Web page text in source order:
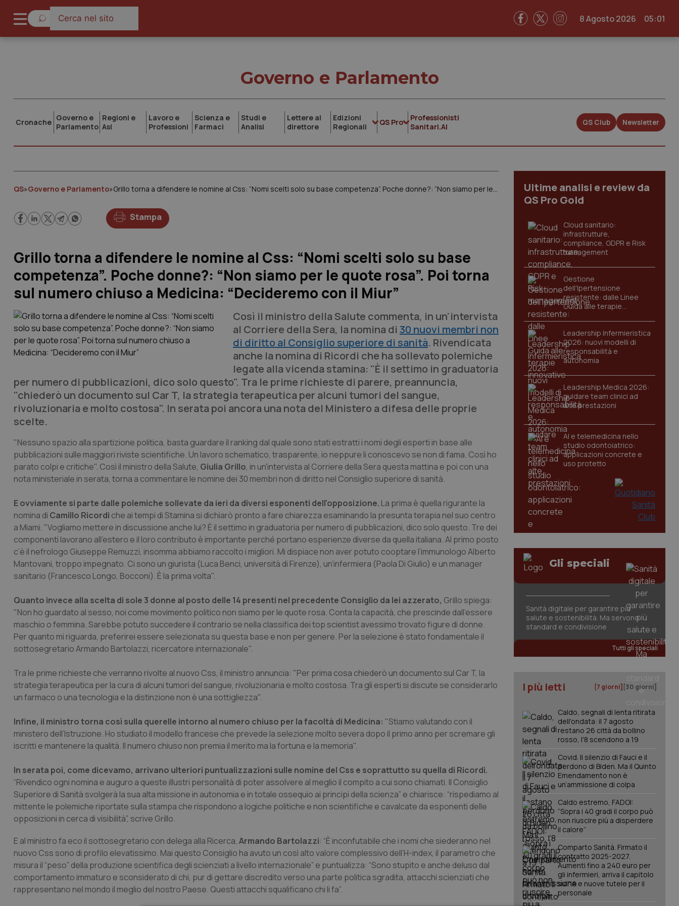
8 Agosto 2026 05:01
Governo e Parlamento
Cronache Governo e
Parlamento
Regioni e
Asl
Lavoro e
Professioni
Scienza e
Farmaci
Studi e
Analisi
Lettere al
direttore
Edizioni
Regionali
QS Pro
Professionisti
Sanitari.AI
QS Club Newsletter
QS»Governo e Parlamento» Grillo torna a difendere le nomine al Css: “Nomi scelti solo su base competenza”. Poche donne?: “Non siamo per le quote rosa”. Poi torna sul numero chiuso a Medicina: “Decideremo con il Miur”
Stampa
Grillo torna a difendere le nomine al Css: “Nomi scelti solo su base
competenza”. Poche donne?: “Non siamo per le quote rosa”. Poi torna
sul numero chiuso a Medicina: “Decideremo con il Miur”
Così il ministro della Salute commenta, in un'intervista
al Corriere della Sera, la nomina di 30 nuovi membri non
di diritto al Consiglio superiore di sanità. Rivendicata
anche la nomina di Ricordi che ha sollevato polemiche
legate alla vicenda stamina: "È il settimo in graduatoria
per numero di pubblicazioni, dico solo questo". Tra le prime richieste di parere, preannuncia,
"chiederò un documento sul Car T, la strategia terapeutica per alcuni tumori del sangue,
rivoluzionaria e molto costosa". In serata poi ancora una nota del Ministero a difesa delle proprie
scelte.
"Nessuno spazio alla spartizione politica, basta guardare il ranking dal quale sono stati estratti i nomi degli esperti in base alle
pubblicazioni sulle maggiori riviste scientifiche. Un lavoro schematico, trasparente, io neppure li conoscevo se non di fama. Così ho
parato colpi e critiche". Così il ministro della Salute, Giulia Grillo, in un'intervista al Corriere della Sera questa mattina e poi con una
nota ministeriale in serata, torna a commentare le nomine dei 30 membri non di diritto nel Consiglio superiore di sanità.
E ovviamente si parte dalle polemiche sollevate da ieri da diversi esponenti dell'opposizione. La prima è quella rigurante la
nomina di Camillo Ricordi che ai tempi di Stamina si dichiarò pronto a fare chiarezza esaminando la presunta terapia nel suo centro
a Miami. "Vogliamo mettere in discussione anche lui? È il settimo in graduatoria per numero di pubblicazioni, dico solo questo. Tre dei
componenti lavorano all’estero e il loro contributo è importante perché portano esperienze diverse da quella italiana. Al primo posto
c’è il nefrologo Giuseppe Remuzzi, insomma abbiamo raccolto i migliori. Mi dispiace non aver potuto cooptare l’immunologo Alberto
Mantovani, troppo impegnato. Ci sono un giurista (Luca Benci, università di Firenze), un’infermiera (Paola Di Giulio) e un manager
sanitario (Francesco Longo, Bocconi). È la prima volta".
Quanto invece alla scelta di sole 3 donne al posto delle 14 presenti nel precedente Consiglio da lei azzerato, Grillo spiega:
"Non ho guardato al sesso, noi come movimento politico non siamo per le quote rosa. Conta la capacità, che prescinde dall’essere
maschio o femmina. Sarebbe potuto succedere il contrario se nella classifica dei top scientist avessimo trovato figure di donne.
Per quanto mi riguarda, preferirei essere selezionata su questa base e non per genere. Per la selezione è stato fondamentale il
sottosegretario Armando Bartolazzi, ricercatore internazionale".
Tra le prime richieste che verranno rivolte al nuovo Css, il ministro annuncia: "Per prima cosa chiederò un documento sul Car T, la
strategia terapeutica per la cura di alcuni tumori del sangue, rivoluzionaria e molto costosa. Tra gli esperti si discute se considerarlo
un farmaco o una tecnologia e la distinzione non è una sottigliezza".
Infine, il ministro torna così sulla querelle intorno al numero chiuso per la facoltà di Medicina: "Stiamo valutando con il
ministero dell’Istruzione. Ho studiato il modello francese che prevede la selezione molto severa dopo il primo anno per scremare gli
iscritti e mantenere la qualità. Il numero chiuso non premia il merito ma la fortuna e la memoria".
In serata poi, come dicevamo, arrivano ulteriori puntualizzazioni sulle nomine del Css e soprattutto su quella di Ricordi.
“Rivendico ogni nomina e auguro a queste illustri personalità di poter assolvere al meglio il compito a cui sono chiamati. Il Consiglio
Superiore di Sanità svolgerà la sua alta missione in autonomia e in totale ossequio ai principi della scienza” e chiarisce: “rispediamo al
mittente le polemiche riportate sulla stampa che rispondono a logiche politiche e non scientifiche e cavalcate da esponenti delle
opposizioni in cerca di visibilità”, scrive Grillo.
E al ministro fa eco il sottosegretario con delega alla Ricerca, Armando Bartolazzi: “È inconfutabile che i nomi che siederanno nel
nuovo Css sono di profilo elevatissimo. Mai questo Consiglio ha avuto un così alto valore complessivo dell’H-index, il parametro che
misura il “peso” della produzione scientifica degli scienziati a livello internazionale” e puntualizza: “Sono stupito e anche deluso dal
comportamento immaturo e sconsiderato di chi, pur di gettare discredito verso una parte politica sgradita, attacchi scienziati che
rappresentano nel mondo il meglio del nostro Paese. Questi attacchi squalificano chi li fa”.
Ultime analisi e review da
QS Pro Gold
Cloud sanitario:
infrastrutture,
compliance, GDPR e Risk
management
Gestione
dell'Ipertensione
resistente: dalle Linee
Guida alle terapie
innovative
Leadership Infermieristica
2026: nuovi modelli di
responsabilità e
autonomia
Leadership Medica 2026:
guidare team clinici ad
alte prestazioni
AI e telemedicina nello
studio odontoiatrico:
applicazioni concrete e
uso protetto
Gli speciali
Sanità digitale per garantire più
salute e sostenibilità. Ma servono
standard e condivisione
Tutti gli speciali
I più letti [7 giorni] [30 giorni]
Caldo, segnali di lenta ritirata
dell'ondata: il 7 agosto
restano 26 città da bollino
rosso, l'8 scendono a 19
Covid. Il silenzio di Fauci e il
perdono di Biden. Ma il Quinto
Emendamento non è
un’ammissione di colpa
Caldo estremo, FADOI:
“Sopra i 40 gradi il corpo può
non riuscire più a disperdere
il calore”
Comparto Sanità. Firmato il
contratto 2025-2027.
Aumenti fino a 240 euro per
gli infermieri, arriva il capitolo
sull'IA e nuove tutele per il
personale